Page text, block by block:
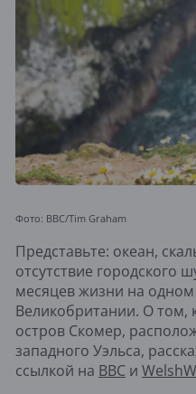
Фото: BBC/Tim Graham
Представьте: океан,
отсутствие городского
месяцев жизни на
Великобритании. О том,
остров Скомер,
западного Уэльса,
ссылкой на BBC и